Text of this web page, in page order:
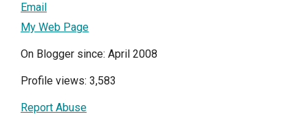
Email
My Web Page
On Blogger since: April 2008
Profile views: 3,583
Report Abuse